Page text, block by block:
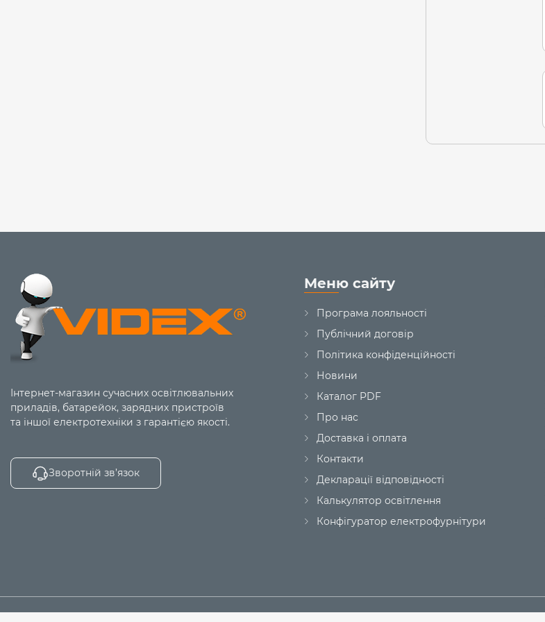
Інтернет-магазин сучасних освітлювальних
приладів, батарейок, зарядних пристроїв
та іншої електротехніки з гарантією якості.
Зворотній зв’язок
Меню сайту
Програма лояльності
Публічний договір
Політика конфіденційності
Новини
Каталог PDF
Про нас
Доставка і оплата
Контакти
Декларації відповідності
Калькулятор освітлення
Конфігуратор електрофурнітури